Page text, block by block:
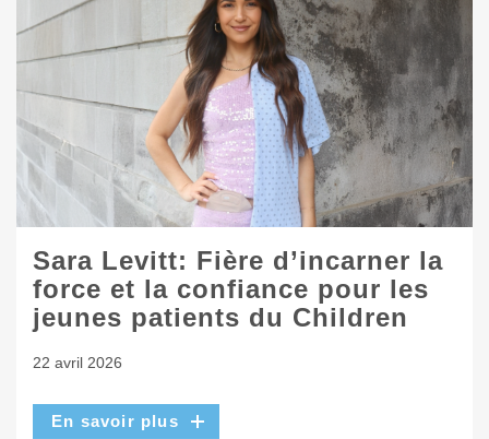
Sara Levitt: Fière d’incarner la
force et la confiance pour les
jeunes patients du Children
22 avril 2026
En savoir plus